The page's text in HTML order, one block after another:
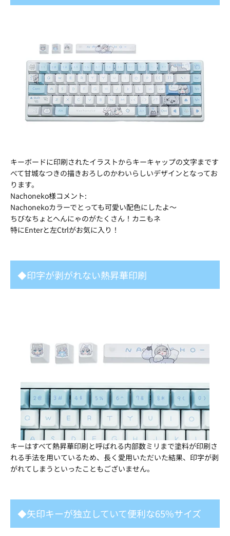
キーボードに印刷されたイラストからキーキャップの文字まです
べて甘城なつきの描きおろしのかわいらしいデザインとなってお
ります。
Nachoneko様コメント:
Nachonekoカラーでとっても可愛い配色にしたよ～
ちびなちょとへんにゃのがたくさん！カニもネ
特にEnterと左Ctrlがお気に入り！
◆印字が剥がれない熱昇華印刷
キーはすべて熱昇華印刷と呼ばれる内部数ミリまで塗料が印刷さ
れる手法を用いているため、長く愛用いただいた結果、印字が剥
がれてしまうといったこともございません。
◆矢印キーが独立していて便利な65%サイズ